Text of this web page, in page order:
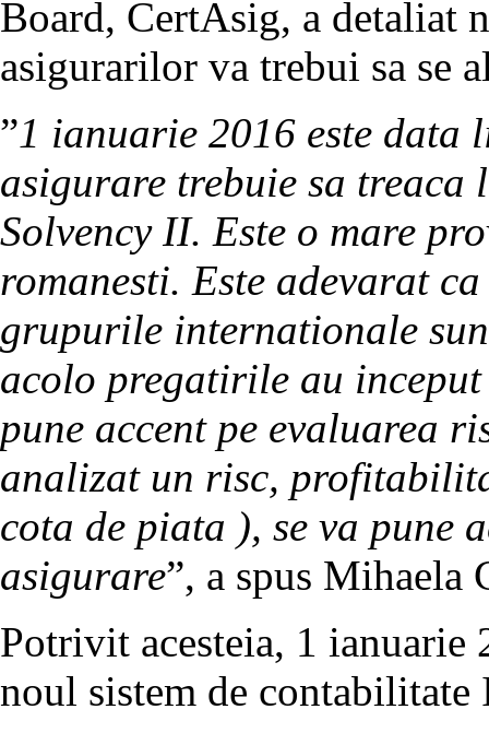
Board, CertAsig, a detaliat
asigurarilor va trebui sa se
”1 ianuarie 2016 este data
asigurare trebuie sa treaca
Solvency II. Este o mare
romanesti. Este adevarat
grupurile internationale
acolo pregatirile au
pune accent pe evaluarea
analizat un risc,
cota de piata ), se va pune
asigurare”, a spus Mihaela
Potrivit acesteia, 1 ianuarie
noul sistem de contabilitate